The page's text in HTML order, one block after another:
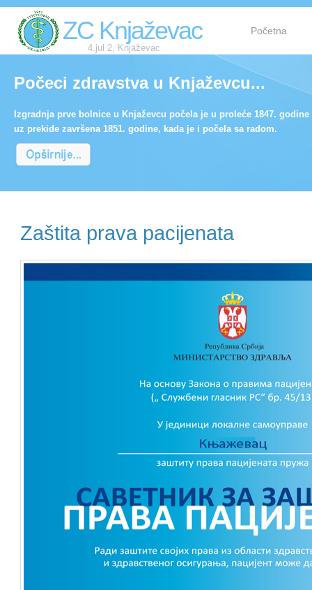
Početna
ZC Knjaževac
4.jul 2, Knjaževac
Počeci zdravstva u Knjaževcu...
Izgradnja prve bolnice u Knjaževcu počela je u proleće 1847. godine
uz prekide završena 1851. godine, kada je i počela sa radom.
Zaštita prava pacijenata